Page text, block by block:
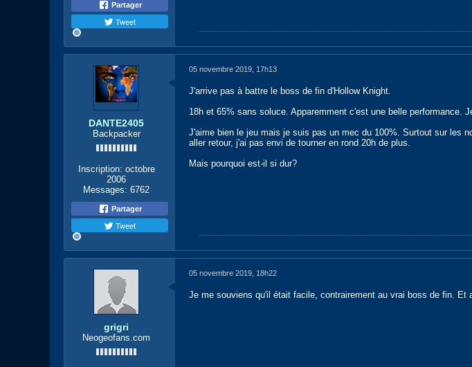
Partager
Tweet
DANTE2405
Backpacker
Inscription: octobre
2006
Messages: 6762
Partager
Tweet
05 novembre 2019, 17h13
J'arrive pas à battre le boss de fin d'Hollow Knight.
18h et 65% sans soluce. Apparemment c'est une belle performance.
J'aime bien le jeu mais je suis pas un mec du 100%. Surtout sur les
aller retour, j'ai pas envi de tourner en rond 20h de plus.
Mais pourquoi est-il si dur?
grigri
Neogeofans.com
05 novembre 2019, 18h22
Je me souviens qu'il était facile, contrairement au vrai boss de fin. Et